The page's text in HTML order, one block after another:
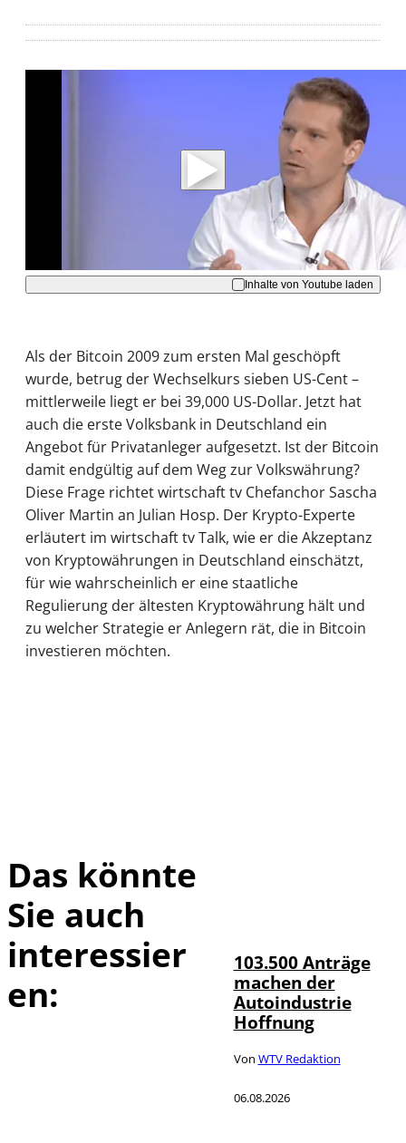
Mit der Wiedergabe dieses Videos werden
Daten an Youtube übertragen.
Hinweise dazu erhalten Sie in der Datenschutzerklärung.
Akzeptieren
Inhalte von Youtube laden
Als der Bitcoin 2009 zum ersten Mal geschöpft
wurde, betrug der Wechselkurs sieben US-Cent –
mittlerweile liegt er bei 39,000 US-Dollar. Jetzt hat
auch die erste Volksbank in Deutschland ein
Angebot für Privatanleger aufgesetzt. Ist der Bitcoin
damit endgültig auf dem Weg zur Volkswährung?
Diese Frage richtet wirtschaft tv Chefanchor Sascha
Oliver Martin an Julian Hosp. Der Krypto-Experte
erläutert im wirtschaft tv Talk, wie er die Akzeptanz
von Kryptowährungen in Deutschland einschätzt,
für wie wahrscheinlich er eine staatliche
Regulierung der ältesten Kryptowährung hält und
zu welcher Strategie er Anlegern rät, die in Bitcoin
investieren möchten.
Das könnte
Sie auch
interessier
en:
103.500 Anträge
machen der
Autoindustrie
Hoffnung
Von WTV Redaktion
06.08.2026